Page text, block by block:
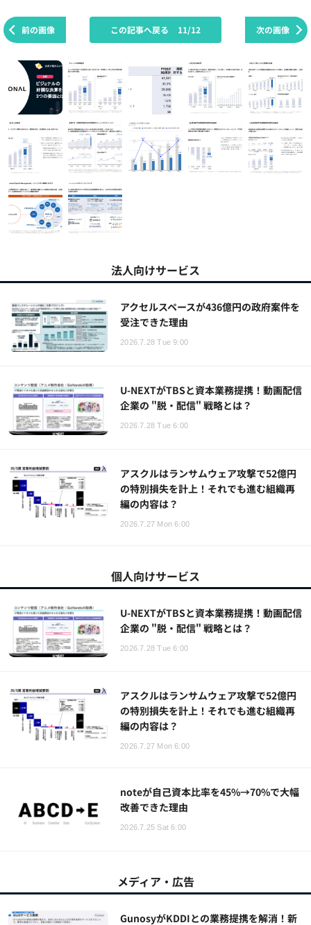
前の画像 次の画像
この記事へ戻る 11/12
法人向けサービス
アクセルスペースが436億円の政府案件を
受注できた理由
2026.7.28 Tue 9:00
U-NEXTがTBSと資本業務提携！動画配信
企業の "脱・配信" 戦略とは？
2026.7.28 Tue 6:00
アスクルはランサムウェア攻撃で52億円
の特別損失を計上！それでも進む組織再
編の内容は？
2026.7.27 Mon 6:00
個人向けサービス
U-NEXTがTBSと資本業務提携！動画配信
企業の "脱・配信" 戦略とは？
2026.7.28 Tue 6:00
アスクルはランサムウェア攻撃で52億円
の特別損失を計上！それでも進む組織再
編の内容は？
2026.7.27 Mon 6:00
noteが自己資本比率を45%→70%で大幅
改善できた理由
2026.7.25 Sat 6:00
メディア・広告
GunosyがKDDIとの業務提携を解消！新